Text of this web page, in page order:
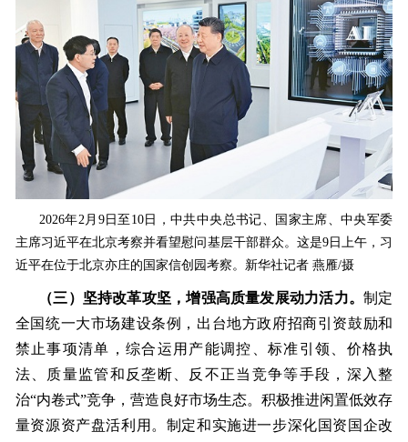
2026年2月9日至10日，中共中央总书记、国家主席、中央军委
主席习近平在北京考察并看望慰问基层干部群众。这是9日上午，习
近平在位于北京亦庄的国家信创园考察。新华社记者 燕雁/摄
（三）坚持改革攻坚，增强高质量发展动力活力。制定
全国统一大市场建设条例，出台地方政府招商引资鼓励和
禁止事项清单，综合运用产能调控、标准引领、价格执
法、质量监管和反垄断、反不正当竞争等手段，深入整
治“内卷式”竞争，营造良好市场生态。积极推进闲置低效存
量资源资产盘活利用。制定和实施进一步深化国资国企改